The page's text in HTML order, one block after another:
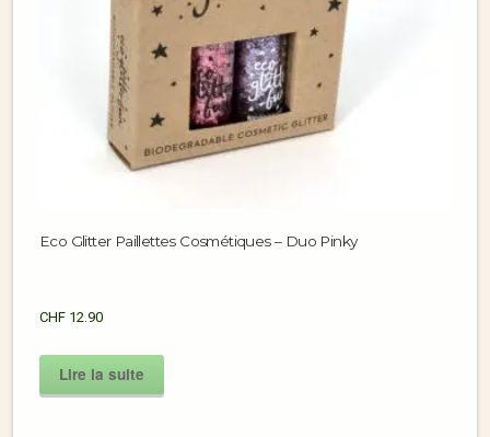
Eco Glitter Paillettes Cosmétiques – Duo Pinky
CHF 12.90
Lire la suite